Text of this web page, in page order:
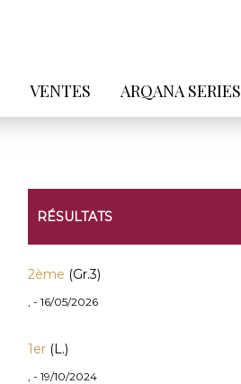
VENTES ARQANA SERIES
RÉSULTATS
2ème (Gr.3)
, - 16/05/2026
1er(L.)
, - 19/10/2024